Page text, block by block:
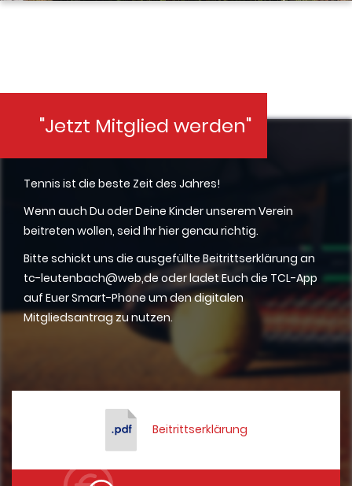
"Jetzt Mitglied werden"
Tennis ist die beste Zeit des Jahres!
Wenn auch Du oder Deine Kinder unserem Verein
beitreten wollen, seid Ihr hier genau richtig.
Bitte schickt uns die ausgefüllte Beitrittserklärung an
tc-leutenbach@web,de oder ladet Euch die TCL-App
auf Euer Smart-Phone um den digitalen
Mitgliedsantrag zu nutzen.
Beitrittserklärung